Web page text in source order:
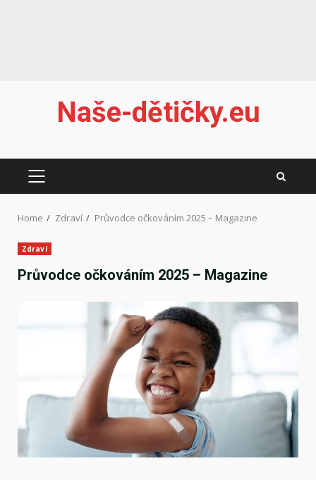
Naše-dětičky.eu
PRIMARY
Home Zdraví Průvodce očkováním 2025 – Magazine
Zdraví
Průvodce očkováním 2025 – Magazine